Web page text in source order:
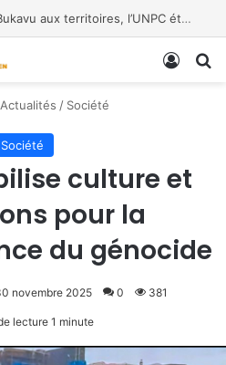
Actualités / Société
Société
culture et
pour la
du génocide
novembre 2025 0 381
lecture 1 minute